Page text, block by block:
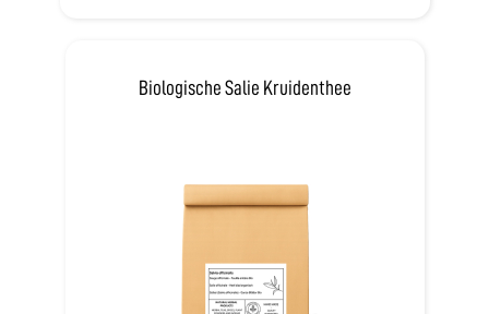
Biologische Salie Kruidenthee